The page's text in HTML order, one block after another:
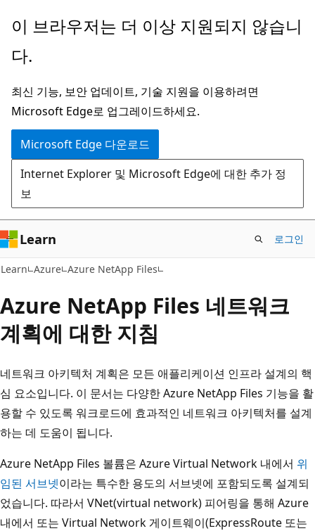
주
콘
츠
로
건
너
뛰
기
이 브라우저는 더 이상 지원되지 않습니
다.
최신 기능, 보안 업데이트, 기술 지원을 이용하려면
Microsoft Edge로 업그레이드하세요.
Microsoft Edge 다운로드
Internet Explorer 및 Microsoft Edge에 대한 추가 정
보
Learn 로그인
Learn Azure Azure NetApp Files
Azure NetApp Files 네트워크
계획에 대한 지침
네트워크 아키텍처 계획은 모든 애플리케이션 인프라 설계의 핵
심 요소입니다. 이 문서는 다양한 Azure NetApp Files 기능을 활
용할 수 있도록 워크로드에 효과적인 네트워크 아키텍처를 설계
하는 데 도움이 됩니다.
Azure NetApp Files 볼륨은 Azure Virtual Network 내에서 위
임된 서브넷이라는 특수한 용도의 서브넷에 포함되도록 설계되
었습니다. 따라서 VNet(virtual network) 피어링을 통해 Azure
내에서 또는 Virtual Network 게이트웨이(ExpressRoute 또는